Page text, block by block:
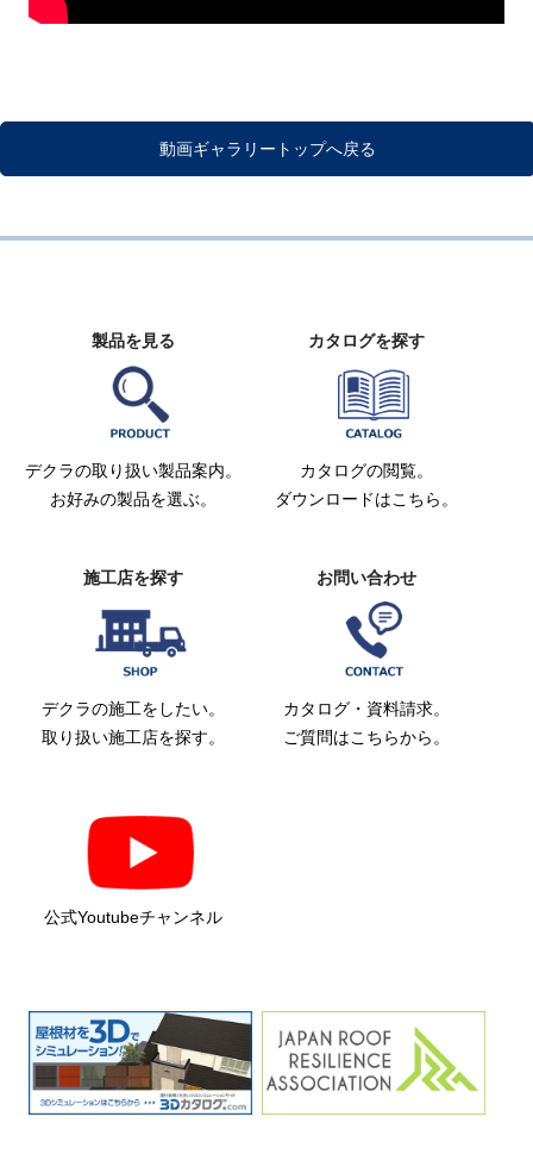
動画ギャラリートップへ戻る
製品を見る
デクラの取り扱い製品案内。
お好みの製品を選ぶ。
カタログを探す
カタログの閲覧。
ダウンロードはこちら。
施工店を探す
デクラの施工をしたい。
取り扱い施工店を探す。
お問い合わせ
カタログ・資料請求。
ご質問はこちらから。
公式Youtubeチャンネル